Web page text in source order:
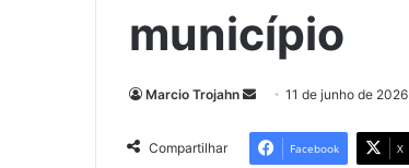
município
Marcio Trojahn
Mande
e-
11 de junho de 2026
Compartilhar Facebook X